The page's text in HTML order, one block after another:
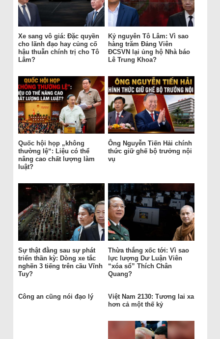
Xe sang vô giá: Đặc quyền
cho lãnh đạo hay củng cố
hậu thuẫn chính trị cho Tô
Lâm?
Kỷ nguyên Tô Lâm: Vì sao
hàng trăm Đảng Viên
ĐCSVN lại ủng hộ Nhà báo
Lê Trung Khoa?
Quốc hội họp „không
thường lệ“: Liệu có thể
nâng cao chất lượng làm
luật?
Ông Nguyễn Tiến Hải chính
thức giữ ghế bộ trưởng nội
vụ
Sự thật đằng sau sự phát
triển thần kỳ: Dòng xe tắc
nghẽn 3 tiếng trên cầu Vĩnh
Tuy?
Thừa thắng xốc tới: Vì sao
lực lượng Dư Luận Viên
“xóa sổ” Thích Chân
Quang?
Công an cũng nói đạo lý
Việt Nam 2130: Tương lai xa
hơn cả một thế kỷ